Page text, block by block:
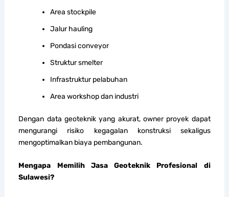
Area stockpile
Jalur hauling
Pondasi conveyor
Struktur smelter
Infrastruktur pelabuhan
Area workshop dan industri
Dengan data geoteknik yang akurat, owner proyek dapat
mengurangi risiko kegagalan konstruksi sekaligus
mengoptimalkan biaya pembangunan.
Mengapa Memilih Jasa Geoteknik Profesional di
Sulawesi?